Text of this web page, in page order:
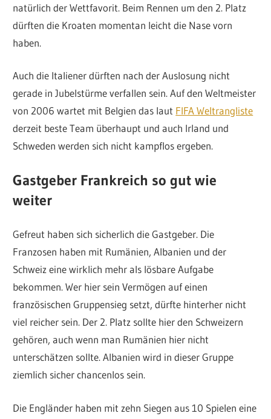
natürlich der Wettfavorit. Beim Rennen um den 2. Platz
dürften die Kroaten momentan leicht die Nase vorn
haben.
Auch die Italiener dürften nach der Auslosung nicht
gerade in Jubelstürme verfallen sein. Auf den Weltmeister
von 2006 wartet mit Belgien das laut FIFA Weltrangliste
derzeit beste Team überhaupt und auch Irland und
Schweden werden sich nicht kampflos ergeben.
Gastgeber Frankreich so gut wie
weiter
Gefreut haben sich sicherlich die Gastgeber. Die
Franzosen haben mit Rumänien, Albanien und der
Schweiz eine wirklich mehr als lösbare Aufgabe
bekommen. Wer hier sein Vermögen auf einen
französischen Gruppensieg setzt, dürfte hinterher nicht
viel reicher sein. Der 2. Platz sollte hier den Schweizern
gehören, auch wenn man Rumänien hier nicht
unterschätzen sollte. Albanien wird in dieser Gruppe
ziemlich sicher chancenlos sein.
Die Engländer haben mit zehn Siegen aus 10 Spielen eine